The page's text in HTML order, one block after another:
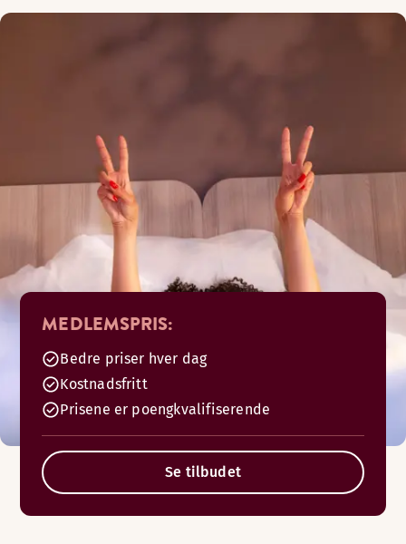
MEDLEMSPRIS:
Bedre priser hver dag
Kostnadsfritt
Prisene er poengkvalifiserende
Se tilbudet